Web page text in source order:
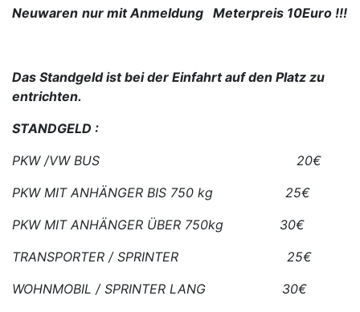
Neuwaren nur mit Anmeldung Meterpreis 10Euro !!!
Das Standgeld ist bei der Einfahrt auf den Platz zu
entrichten.
STANDGELD :
PKW /VW BUS 20€
PKW MIT ANHÄNGER BIS 750 kg 25€
PKW MIT ANHÄNGER ÜBER 750kg 30€
TRANSPORTER / SPRINTER 25€
WOHNMOBIL / SPRINTER LANG 30€